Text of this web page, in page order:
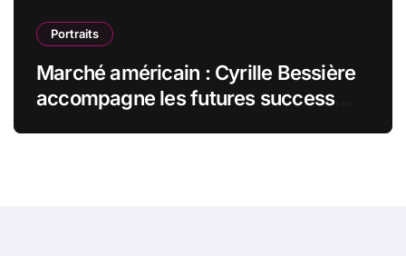
Portraits
Marché américain : Cyrille Bessière
accompagne les futures success